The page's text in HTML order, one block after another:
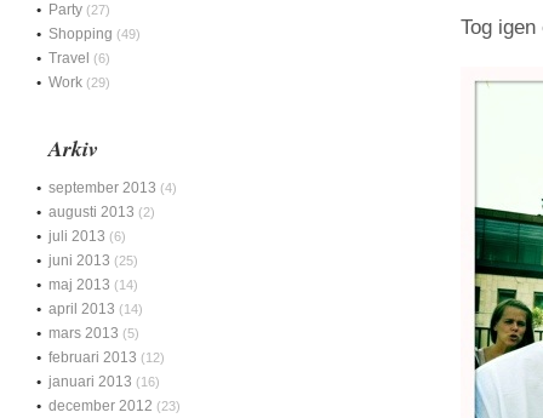
Tog
Party (27)
Shopping (49)
Travel (6)
Work (29)
Arkiv
september 2013 (4)
augusti 2013 (2)
juli 2013 (6)
juni 2013 (25)
maj 2013 (14)
april 2013 (14)
mars 2013 (5)
februari 2013 (12)
januari 2013 (16)
december 2012 (23)